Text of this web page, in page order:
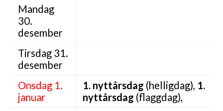
Mandag
30.
desember
Tirsdag 31.
desember
Onsdag 1.
januar
1. nyttårsdag (helligdag), 1.
nyttårsdag (flaggdag),